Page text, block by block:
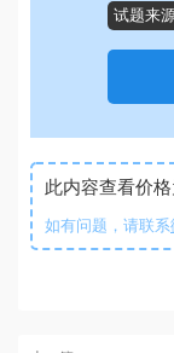
试题来
此内容查看价
如有问题，请联系